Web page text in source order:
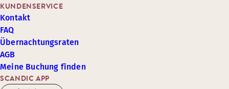
SCANDIC APP
KUNDENSERVICE
Kontakt
FAQ
Übernachtungsraten
AGB
Meine Buchung finden